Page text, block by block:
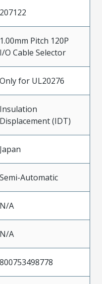
207122
1.00mm Pitch 120P
I/O Cable Selector
Only for UL20276
Insulation
Displacement (IDT)
Japan
Semi-Automatic
N/A
N/A
800753498778